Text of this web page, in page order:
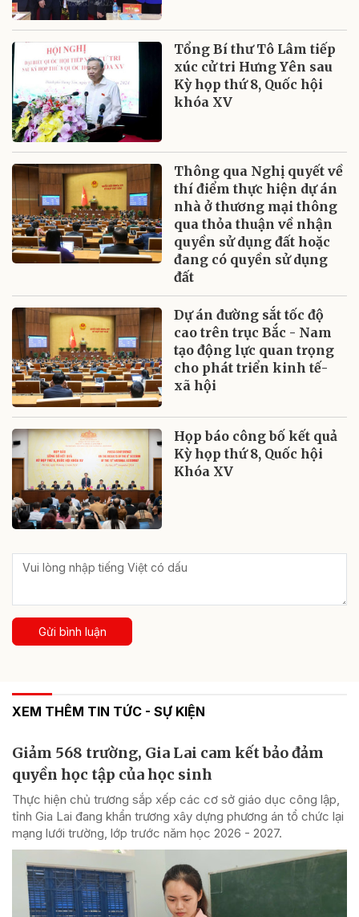
Tổng Bí thư Tô Lâm tiếp
xúc cử tri Hưng Yên sau
Kỳ họp thứ 8, Quốc hội
khóa XV
Thông qua Nghị quyết về
thí điểm thực hiện dự án
nhà ở thương mại thông
qua thỏa thuận về nhận
quyền sử dụng đất hoặc
đang có quyền sử dụng
đất
Dự án đường sắt tốc độ
cao trên trục Bắc - Nam
tạo động lực quan trọng
cho phát triển kinh tế-
xã hội
Họp báo công bố kết quả
Kỳ họp thứ 8, Quốc hội
Khóa XV
Gửi bình luận
XEM THÊM TIN TỨC - SỰ KIỆN
Giảm 568 trường, Gia Lai cam kết bảo đảm
quyền học tập của học sinh
Thực hiện chủ trương sắp xếp các cơ sở giáo dục công lập,
tỉnh Gia Lai đang khẩn trương xây dựng phương án tổ chức lại
mạng lưới trường, lớp trước năm học 2026 - 2027.